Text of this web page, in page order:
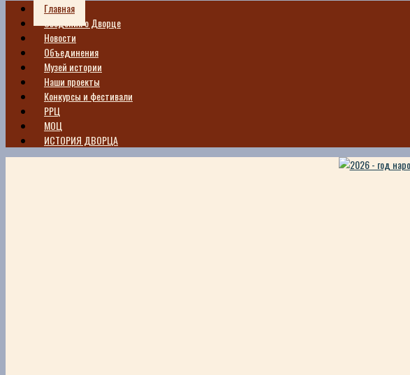
Главная
Сведения о Дворце
Новости
Объединения
Музей истории
Наши проекты
Конкурсы и фестивали
РРЦ
МОЦ
ИСТОРИЯ ДВОРЦА